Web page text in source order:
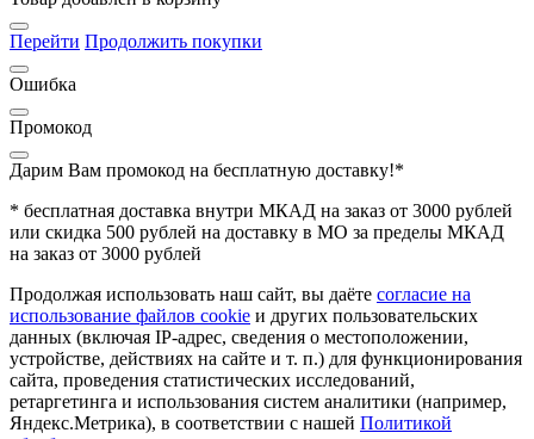
Перейти Продолжить покупки
Ошибка
Промокод
Дарим Вам промокод на бесплатную доставку!*
* бесплатная доставка внутри МКАД на заказ от 3000 рублей
или скидка 500 рублей на доставку в МО за пределы МКАД
на заказ от 3000 рублей
Продолжая использовать наш сайт, вы даёте согласие на
использование файлов cookie и других пользовательских
данных (включая IP-адрес, сведения о местоположении,
устройстве, действиях на сайте и т. п.) для функционирования
сайта, проведения статистических исследований,
ретаргетинга и использования систем аналитики (например,
Яндекс.Метрика), в соответствии с нашей Политикой